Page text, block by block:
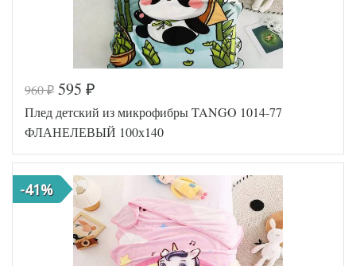
Код товара
Артикул
TT117740
Размер пледа/
100х140
Ткань
Микрофибра
Производитель
Tango
960₽ 595 ₽
Плед детский из микрофибры TANGO 1014-77
ФЛАНЕЛЕВЫЙ 100х140
-41%